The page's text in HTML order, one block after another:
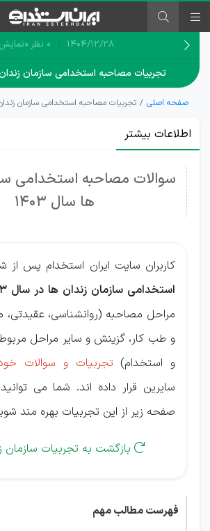
۱۴۰۴/۱۲/۲۸ 0 نظر
تجربیات مصاحبه استخدامی سازمان زندان
صفحه اصلی تجربیات مصاحبه استخدامی سازمان زندان
اطلاعات بیشتر
سوالات مصاحبه استخدامی
ها سال 1403
کاربران سایت ایران استخدام پس از
استخدامی سازمان زندان ها در سال 1403
مراحل مصاحبه (روانشناسی، عقیدتی،
و طب کار، گزینش و سایر مراحل
و استخدام) تجربیات و سوالات
سایرین قرار داده اند. شما می
صفحه زیر از این تجربیات بهره مند
 بازگشت به تجربیات سازمان
فهرست مطالب مهم